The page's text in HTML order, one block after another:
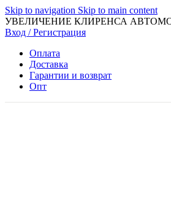
Skip to navigation Skip to main content
УВЕЛИЧЕНИЕ КЛИРЕНСА
Вход / Регистрация
Оплата
Доставка
Гарантии и возврат
Опт